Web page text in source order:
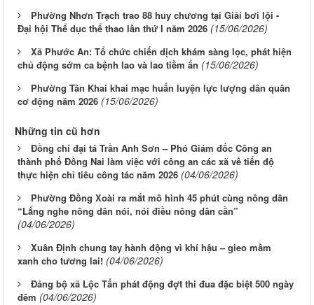
Phường Nhơn Trạch trao 88 huy chương tại Giải bơi lội -
Đại hội Thể dục thể thao lần thứ I năm 2026 (15/06/2026)
Xã Phước An: Tổ chức chiến dịch khám sàng lọc, phát hiện
chủ động sớm ca bệnh lao và lao tiềm ẩn (15/06/2026)
Phường Tân Khai khai mạc huấn luyện lực lượng dân quân
cơ động năm 2026 (15/06/2026)
Những tin cũ hơn
Đồng chí đại tá Trần Anh Sơn – Phó Giám đốc Công an
thành phố Đồng Nai làm việc với công an các xã về tiến độ
thực hiện chỉ tiêu công tác năm 2026 (04/06/2026)
Phường Đồng Xoài ra mắt mô hình 45 phút cùng nông dân
“Lắng nghe nông dân nói, nói điều nông dân cần”
(04/06/2026)
Xuân Định chung tay hành động vì khí hậu – gieo mầm
xanh cho tương lai! (04/06/2026)
Đảng bộ xã Lộc Tấn phát động đợt thi đua đặc biệt 500 ngày
đêm (04/06/2026)